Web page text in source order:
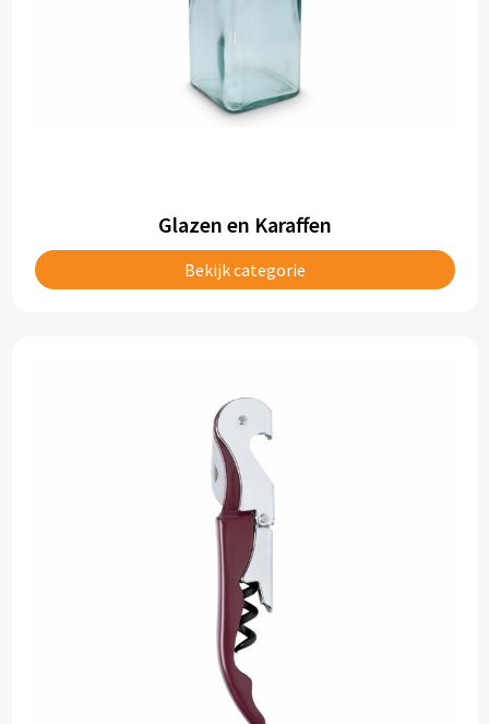
Glazen en Karaffen
Bekijk categorie